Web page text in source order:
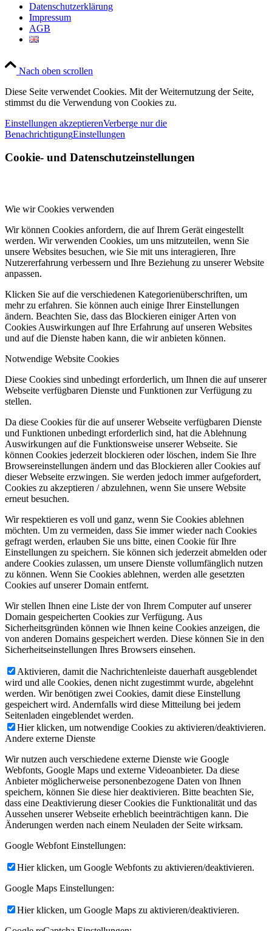
Datenschutzerklärung
Impressum
AGB
Nach oben scrollen
Diese Seite verwendet Cookies. Mit der Weiternutzung der Seite,
stimmst du die Verwendung von Cookies zu.
Einstellungen akzeptierenVerberge nur die
BenachrichtigungEinstellungen
Cookie- und Datenschutzeinstellungen
Wie wir Cookies verwenden
Wir können Cookies anfordern, die auf Ihrem Gerät eingestellt
werden. Wir verwenden Cookies, um uns mitzuteilen, wenn Sie
unsere Websites besuchen, wie Sie mit uns interagieren, Ihre
Nutzererfahrung verbessern und Ihre Beziehung zu unserer Website
anpassen.
Klicken Sie auf die verschiedenen Kategorienüberschriften, um
mehr zu erfahren. Sie können auch einige Ihrer Einstellungen
ändern. Beachten Sie, dass das Blockieren einiger Arten von
Cookies Auswirkungen auf Ihre Erfahrung auf unseren Websites
und auf die Dienste haben kann, die wir anbieten können.
Notwendige Website Cookies
Diese Cookies sind unbedingt erforderlich, um Ihnen die auf unserer
Webseite verfügbaren Dienste und Funktionen zur Verfügung zu
stellen.
Da diese Cookies für die auf unserer Webseite verfügbaren Dienste
und Funktionen unbedingt erforderlich sind, hat die Ablehnung
Auswirkungen auf die Funktionsweise unserer Webseite. Sie
können Cookies jederzeit blockieren oder löschen, indem Sie Ihre
Browsereinstellungen ändern und das Blockieren aller Cookies auf
dieser Webseite erzwingen. Sie werden jedoch immer aufgefordert,
Cookies zu akzeptieren / abzulehnen, wenn Sie unsere Website
erneut besuchen.
Wir respektieren es voll und ganz, wenn Sie Cookies ablehnen
möchten. Um zu vermeiden, dass Sie immer wieder nach Cookies
gefragt werden, erlauben Sie uns bitte, einen Cookie für Ihre
Einstellungen zu speichern. Sie können sich jederzeit abmelden oder
andere Cookies zulassen, um unsere Dienste vollumfänglich nutzen
zu können. Wenn Sie Cookies ablehnen, werden alle gesetzten
Cookies auf unserer Domain entfernt.
Wir stellen Ihnen eine Liste der von Ihrem Computer auf unserer
Domain gespeicherten Cookies zur Verfügung. Aus
Sicherheitsgründen können wie Ihnen keine Cookies anzeigen, die
von anderen Domains gespeichert werden. Diese können Sie in den
Sicherheitseinstellungen Ihres Browsers einsehen.
Aktivieren, damit die Nachrichtenleiste dauerhaft ausgeblendet
wird und alle Cookies, denen nicht zugestimmt wurde, abgelehnt
werden. Wir benötigen zwei Cookies, damit diese Einstellung
gespeichert wird. Andernfalls wird diese Mitteilung bei jedem
Seitenladen eingeblendet werden.
Hier klicken, um notwendige Cookies zu aktivieren/deaktivieren.
Andere externe Dienste
Wir nutzen auch verschiedene externe Dienste wie Google
Webfonts, Google Maps und externe Videoanbieter. Da diese
Anbieter möglicherweise personenbezogene Daten von Ihnen
speichern, können Sie diese hier deaktivieren. Bitte beachten Sie,
dass eine Deaktivierung dieser Cookies die Funktionalität und das
Aussehen unserer Webseite erheblich beeinträchtigen kann. Die
Änderungen werden nach einem Neuladen der Seite wirksam.
Google Webfont Einstellungen:
Hier klicken, um Google Webfonts zu aktivieren/deaktivieren.
Google Maps Einstellungen:
Hier klicken, um Google Maps zu aktivieren/deaktivieren.